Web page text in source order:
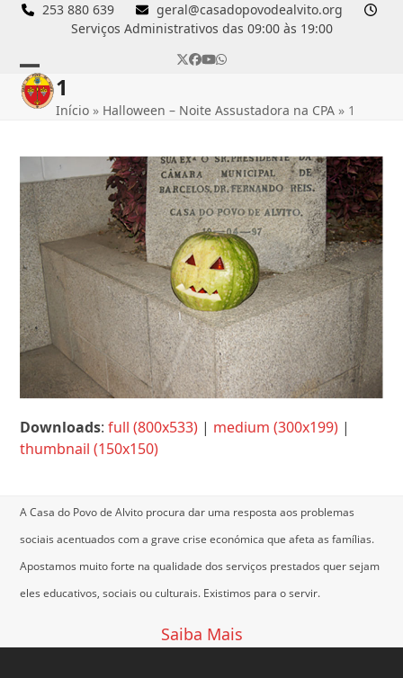
Skip
253 880 639
geral@casadopovodealvito.org
Serviços Administrativos das 09:00 às 19:00
Twitter
Facebook
YouTube
Whatsapp
Open
mobile
Close
mobile
1
Início » Halloween – Noite Assustadora na CPA » 1
Downloads:full (800x533) | medium (300x199) |
thumbnail (150x150)
A Casa do Povo de Alvito procura dar uma resposta aos problemas
sociais acentuados com a grave crise económica que afeta as famílias.
Apostamos muito forte na qualidade dos serviços prestados quer sejam
eles educativos, sociais ou culturais. Existimos para o servir.
Saiba Mais